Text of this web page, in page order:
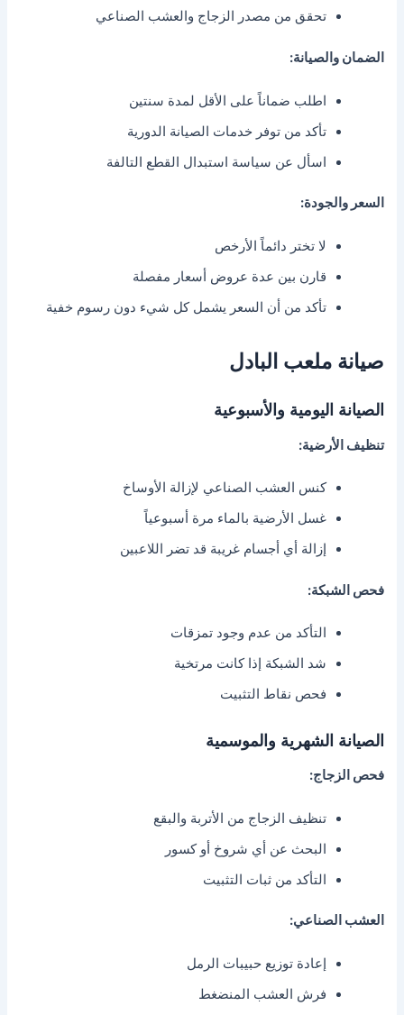
تحقق من مصدر الزجاج والعشب الصناعي
الضمان والصيانة:
اطلب ضماناً على الأقل لمدة سنتين
تأكد من توفر خدمات الصيانة الدورية
اسأل عن سياسة استبدال القطع التالفة
السعر والجودة:
لا تختر دائماً الأرخص
قارن بين عدة عروض أسعار مفصلة
تأكد من أن السعر يشمل كل شيء دون رسوم خفية
صيانة ملعب البادل
الصيانة اليومية والأسبوعية
تنظيف الأرضية:
كنس العشب الصناعي لإزالة الأوساخ
غسل الأرضية بالماء مرة أسبوعياً
إزالة أي أجسام غريبة قد تضر اللاعبين
فحص الشبكة:
التأكد من عدم وجود تمزقات
شد الشبكة إذا كانت مرتخية
فحص نقاط التثبيت
الصيانة الشهرية والموسمية
فحص الزجاج:
تنظيف الزجاج من الأتربة والبقع
البحث عن أي شروخ أو كسور
التأكد من ثبات التثبيت
العشب الصناعي:
إعادة توزيع حبيبات الرمل
فرش العشب المنضغط